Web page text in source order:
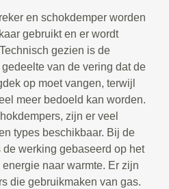
en schokdemper worden
gebruikt en er wordt
gezien is de
van de vering dat de
op moet vangen, terwijl
meer bedoeld kan worden.
zijn er veel
types beschikbaar. Bij de
werking gebaseerd op het
naar warmte. Er zijn
die gebruikmaken van gas.